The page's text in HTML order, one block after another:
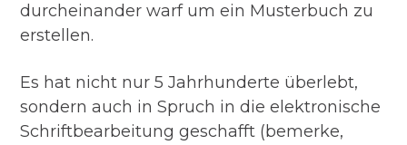
durcheinander warf um ein Musterbuch zu
erstellen.
Es hat nicht nur 5 Jahrhunderte überlebt,
sondern auch in Spruch in die elektronische
Schriftbearbeitung geschafft (bemerke,